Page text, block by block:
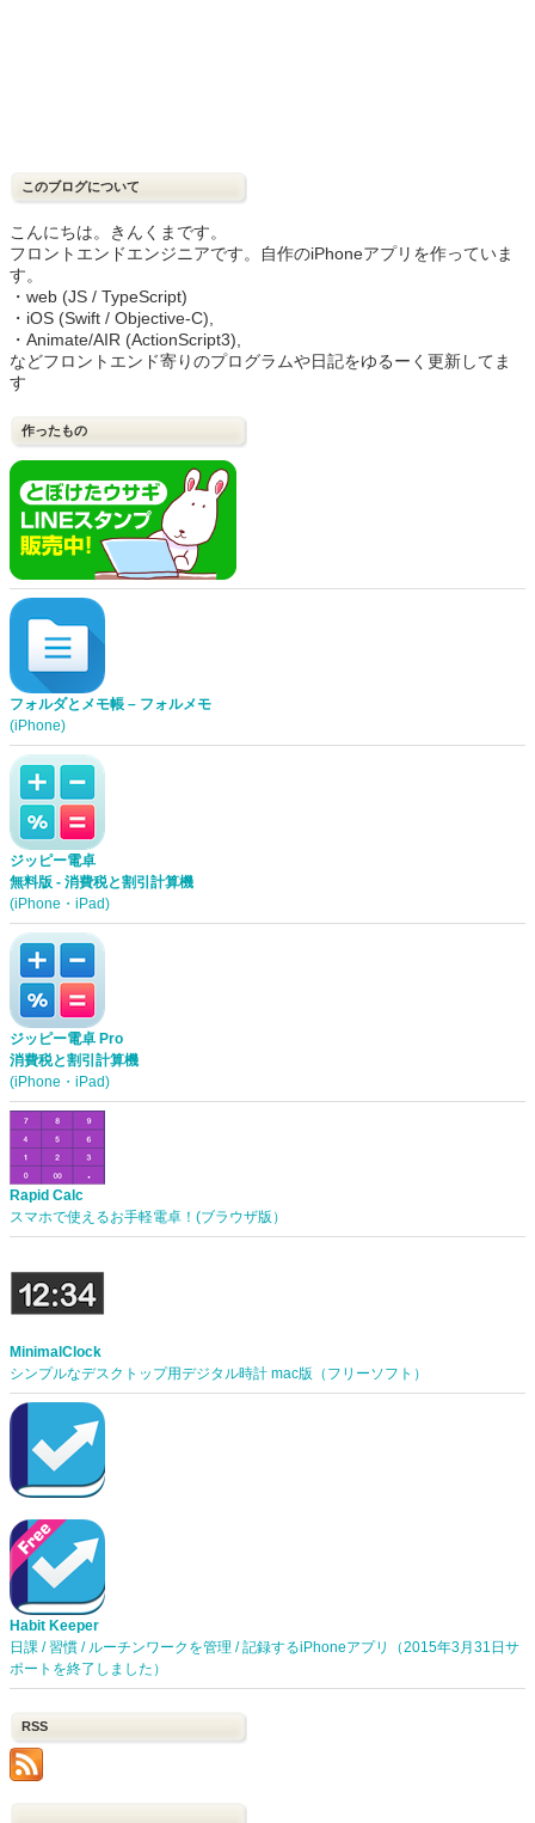
このブログについて
こんにちは。きんくまです。
フロントエンドエンジニアです。自作のiPhoneアプリを作っていま
す。
・web (JS / TypeScript)
・iOS (Swift / Objective-C),
・Animate/AIR (ActionScript3),
などフロントエンド寄りのプログラムや日記をゆるーく更新してま
す
作ったもの
フォルダとメモ帳 – フォルメモ
(iPhone)
ジッピー電卓
無料版 - 消費税と割引計算機
(iPhone・iPad)
ジッピー電卓 Pro
消費税と割引計算機
(iPhone・iPad)
Rapid Calc
スマホで使えるお手軽電卓！(ブラウザ版）
MinimalClock
シンプルなデスクトップ用デジタル時計 mac版（フリーソフト）
Habit Keeper
日課 / 習慣 / ルーチンワークを管理 / 記録するiPhoneアプリ（2015年3月31日サ
ポートを終了しました）
RSS